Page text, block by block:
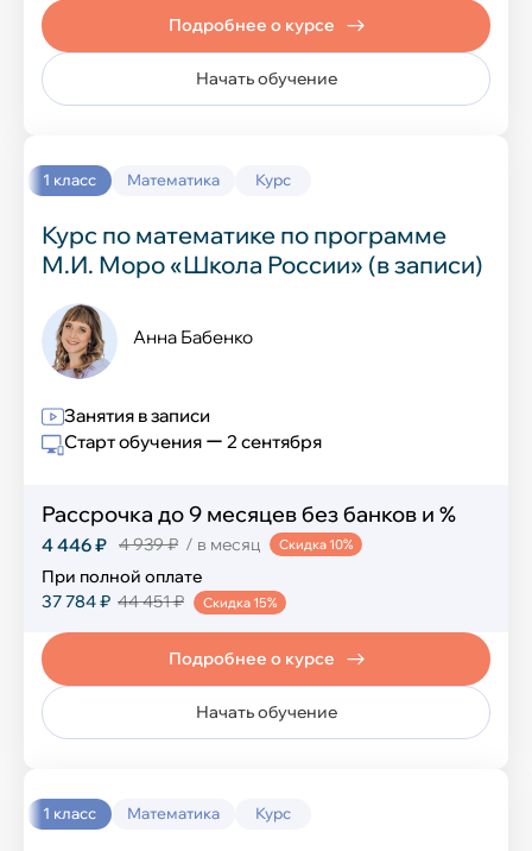
Иностранные языки
Английский язык
Китайский язык
Испанский язык
Компьютерная грамотность
Создание сайтов
Программирование на Python
Программирование в Scratch
Разработка игр в Roblox
Начать обучение
Подробнее о курсе
1 класс Математика Курс
Курс по математике по программе
М.И. Моро «Школа России» (в записи)
Анна Бабенко
Занятия в записи
Старт обучения ー 2 сентября
Рассрочка до 9 месяцев без банков и %
4 446 ₽ 4 939 ₽ / в месяц Скидка 10%
При полной оплате
37 784 ₽ 44 451 ₽ Скидка 15%
Начать обучение
Подробнее о курсе
1 класс Математика Курс